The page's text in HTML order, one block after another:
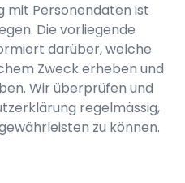
mit Personendaten ist
Die vorliegende
darüber, welche
Zweck erheben und
Wir überprüfen und
regelmässig,
zu können.